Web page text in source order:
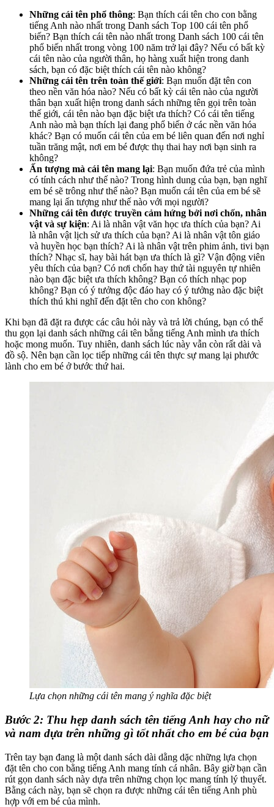
Những cái tên phổ thông: Bạn thích cái tên cho con bằng
tiếng Anh nào nhất trong Danh sách Top 100 cái tên phổ
biến? Bạn thích cái tên nào nhất trong Danh sách 100 cái tên
phổ biến nhất trong vòng 100 năm trở lại đây? Nếu có bất kỳ
cái tên nào của người thân, họ hàng xuất hiện trong danh
sách, bạn có đặc biệt thích cái tên nào không?
Những cái tên trên toàn thế giới: Bạn muốn đặt tên con
theo nền văn hóa nào? Nếu có bất kỳ cái tên nào của người
thân bạn xuất hiện trong danh sách những tên gọi trên toàn
thế giới, cái tên nào bạn đặc biệt ưa thích? Có cái tên tiếng
Anh nào mà bạn thích lại đang phổ biến ở các nền văn hóa
khác? Bạn có muốn cái tên của em bé liên quan đến nơi nghỉ
tuần trăng mật, nơi em bé được thụ thai hay nơi bạn sinh ra
không?
Ấn tượng mà cái tên mang lại: Bạn muốn đứa trẻ của mình
có tính cách như thế nào? Trong hình dung của bạn, bạn nghĩ
em bé sẽ trông như thế nào? Bạn muốn cái tên của em bé sẽ
mang lại ấn tượng như thế nào với mọi người?
Những cái tên được truyền cảm hứng bởi nơi chốn, nhân
vật và sự kiện: Ai là nhân vật văn học ưa thích của bạn? Ai
là nhân vật lịch sử ưa thích của bạn? Ai là nhân vật tôn giáo
và huyền học bạn thích? Ai là nhân vật trên phim ảnh, tivi bạn
thích? Nhạc sĩ, hay bài hát bạn ưa thích là gì? Vận động viên
yêu thích của bạn? Có nơi chốn hay thứ tài nguyên tự nhiên
nào bạn đặc biệt ưa thích không? Bạn có thích nhạc pop
không? Bạn có ý tưởng độc đáo hay có ý tưởng nào đặc biệt
thích thú khi nghĩ đến đặt tên cho con không?
Khi bạn đã đặt ra được các câu hỏi này và trả lời chúng, bạn có thể
thu gọn lại danh sách những cái tên bằng tiếng Anh mình ưa thích
hoặc mong muốn. Tuy nhiên, danh sách lúc này vẫn còn rất dài và
đồ sộ. Nên bạn cần lọc tiếp những cái tên thực sự mang lại phước
lành cho em bé ở bước thứ hai.
Lựa chọn những cái tên mang ý nghĩa đặc biệt
Bước 2: Thu hẹp danh sách tên tiếng Anh hay cho nữ
và nam dựa trên những gì tốt nhất cho em bé của bạn
Trên tay bạn đang là một danh sách dài dằng dặc những lựa chọn
đặt tên cho con bằng tiếng Anh mang tính cá nhân. Bây giờ bạn cần
rút gọn danh sách này dựa trên những chọn lọc mang tính lý thuyết.
Bằng cách này, bạn sẽ chọn ra được những cái tên tiếng Anh phù
hợp với em bé của mình.